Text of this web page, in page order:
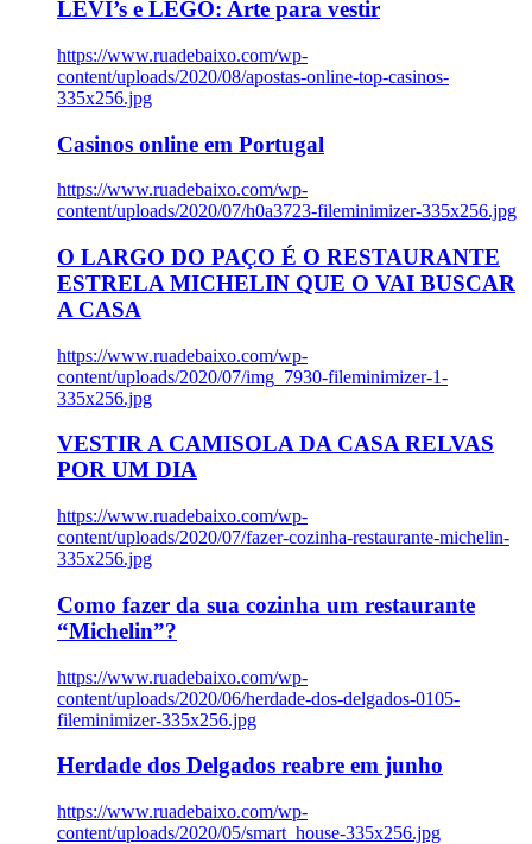
LEVI’s e LEGO: Arte para vestir
https://www.ruadebaixo.com/wp-
content/uploads/2020/08/apostas-online-top-casinos-
335x256.jpg
Casinos online em Portugal
https://www.ruadebaixo.com/wp-
content/uploads/2020/07/h0a3723-fileminimizer-335x256.jpg
O LARGO DO PAÇO É O RESTAURANTE
ESTRELA MICHELIN QUE O VAI BUSCAR
A CASA
https://www.ruadebaixo.com/wp-
content/uploads/2020/07/img_7930-fileminimizer-1-
335x256.jpg
VESTIR A CAMISOLA DA CASA RELVAS
POR UM DIA
https://www.ruadebaixo.com/wp-
content/uploads/2020/07/fazer-cozinha-restaurante-michelin-
335x256.jpg
Como fazer da sua cozinha um restaurante
“Michelin”?
https://www.ruadebaixo.com/wp-
content/uploads/2020/06/herdade-dos-delgados-0105-
fileminimizer-335x256.jpg
Herdade dos Delgados reabre em junho
https://www.ruadebaixo.com/wp-
content/uploads/2020/05/smart_house-335x256.jpg